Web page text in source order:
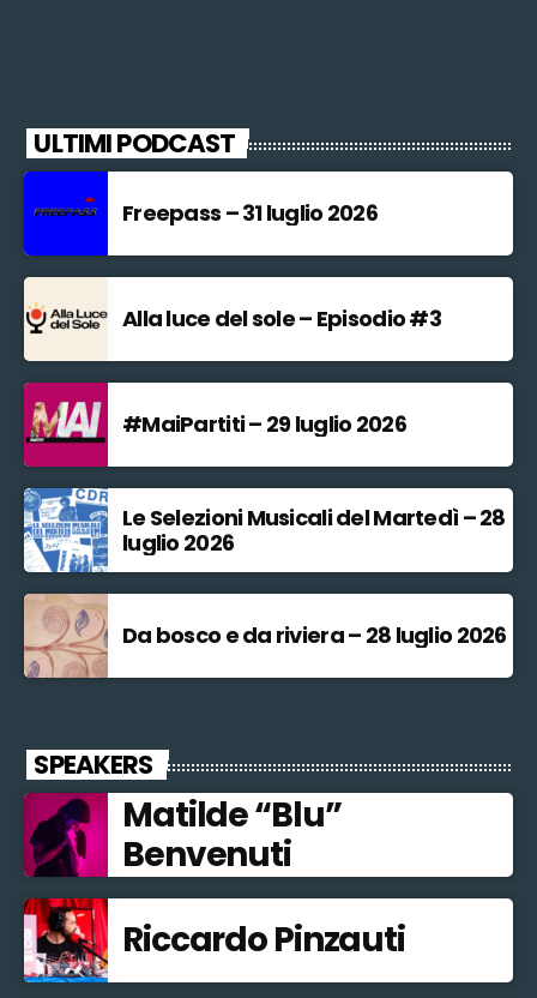
ULTIMI PODCAST
Freepass – 31 luglio 2026
Alla luce del sole – Episodio #3
#MaiPartiti – 29 luglio 2026
Le Selezioni Musicali del Martedì – 28
luglio 2026
Da bosco e da riviera – 28 luglio 2026
SPEAKERS
Matilde “Blu”
Benvenuti
Riccardo Pinzauti